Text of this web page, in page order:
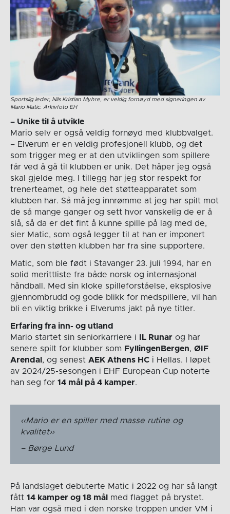
Sportslig leder, Nils Kristian Myhre, er veldig fornøyd med signeringen av
Mario Matic. Arkivfoto EH
– Unike til å utvikle
Mario selv er også veldig fornøyd med klubbvalget.
– Elverum er en veldig profesjonell klubb, og det
som trigger meg er at den utviklingen som spillere
får ved å gå til klubben er unik. Det håper jeg også
skal gjelde meg. I tillegg har jeg stor respekt for
trenerteamet, og hele det støtteapparatet som
klubben har. Så må jeg innrømme at jeg har spilt mot
de så mange ganger og sett hvor vanskelig de er å
slå, så da er det fint å kunne spille på lag med de,
sier Matic, som også legger til at han er imponert
over den støtten klubben har fra sine supportere.
Matic, som ble født i Stavanger 23. juli 1994, har en
solid merittliste fra både norsk og internasjonal
håndball. Med sin kloke spilleforståelse, eksplosive
gjennombrudd og gode blikk for medspillere, vil han
bli en viktig brikke i Elverums jakt på nye titler.
Erfaring fra inn- og utland
Mario startet sin seniorkarriere i
IL Runarog har
senere spilt for klubber som FyllingenBergen, ØIF
Arendal , og senest AEK Athens HCi Hellas. I løpet
av 2024/25-sesongen i EHF European Cup noterte
han seg for 14 mål på 4 kamper.
Mario er en spiller med masse rutine og
kvalitet
Børge Lund
På landslaget debuterte Matic i 2022 og har så langt
fått 14 kamper og 18 mål
med flagget på brystet.
Han var også med i den norske troppen under VM i